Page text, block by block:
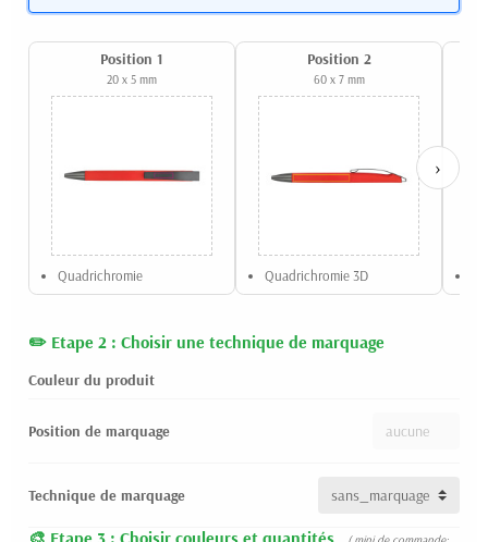
Position 1
20 x 5 mm
Quadrichromie
Position 2
60 x 7 mm
Quadrichromie 3D
›
Etape 2 : Choisir une technique de marquage
Couleur du produit
Position de marquage
Technique de marquage
Etape 3 : Choisir couleurs et quantités